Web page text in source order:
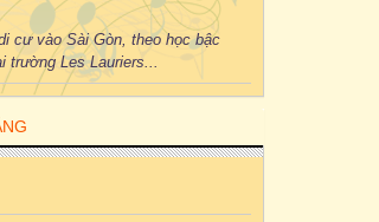
cư vào Sài Gòn, theo học bậc
trường Les Lauriers...